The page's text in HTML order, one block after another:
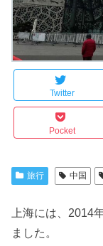
Twitter
Pocket
旅行 中国
上海には、2014
ました。